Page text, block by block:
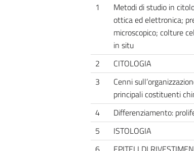
1
Metodi di studio in
ottica ed elettronica;
microscopico; colture
in situ
2
CITOLOGIA
3
Cenni
principali costituenti
4 Differenziamento:
5
ISTOLOGIA